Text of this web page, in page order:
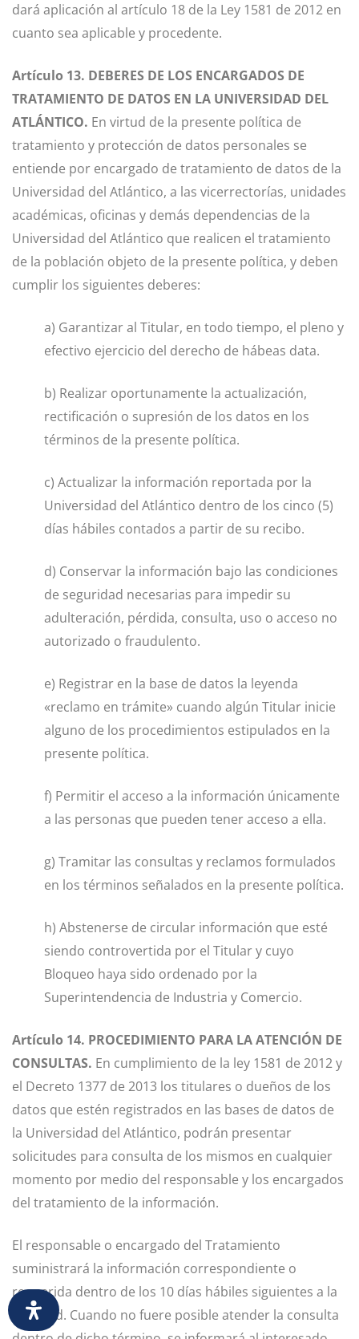
dará aplicación al artículo 18 de la Ley 1581 de 2012 en
cuanto sea aplicable y procedente.
Artículo 13. DEBERES DE LOS ENCARGADOS DE
TRATAMIENTO DE DATOS EN LA UNIVERSIDAD DEL
ATLÁNTICO. En virtud de la presente política de
tratamiento y protección de datos personales se
entiende por encargado de tratamiento de datos de la
Universidad del Atlántico, a las vicerrectorías, unidades
académicas, oficinas y demás dependencias de la
Universidad del Atlántico que realicen el tratamiento
de la población objeto de la presente política, y deben
cumplir los siguientes deberes:
a) Garantizar al Titular, en todo tiempo, el pleno y
efectivo ejercicio del derecho de hábeas data.
b) Realizar oportunamente la actualización,
rectificación o supresión de los datos en los
términos de la presente política.
c) Actualizar la información reportada por la
Universidad del Atlántico dentro de los cinco (5)
días hábiles contados a partir de su recibo.
d) Conservar la información bajo las condiciones
de seguridad necesarias para impedir su
adulteración, pérdida, consulta, uso o acceso no
autorizado o fraudulento.
e) Registrar en la base de datos la leyenda
«reclamo en trámite» cuando algún Titular inicie
alguno de los procedimientos estipulados en la
presente política.
f) Permitir el acceso a la información únicamente
a las personas que pueden tener acceso a ella.
g) Tramitar las consultas y reclamos formulados
en los términos señalados en la presente política.
h) Abstenerse de circular información que esté
siendo controvertida por el Titular y cuyo
Bloqueo haya sido ordenado por la
Superintendencia de Industria y Comercio.
Artículo 14. PROCEDIMIENTO PARA LA ATENCIÓN DE
CONSULTAS. En cumplimiento de la ley 1581 de 2012 y
el Decreto 1377 de 2013 los titulares o dueños de los
datos que estén registrados en las bases de datos de
la Universidad del Atlántico, podrán presentar
solicitudes para consulta de los mismos en cualquier
momento por medio del responsable y los encargados
del tratamiento de la información.
El responsable o encargado del Tratamiento
suministrará la información correspondiente o
requerida dentro de los 10 días hábiles siguientes a la
solicitud. Cuando no fuere posible atender la consulta